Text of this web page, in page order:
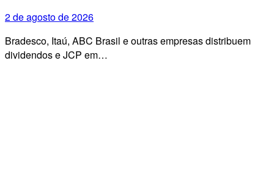
2 de agosto de 2026
Bradesco, Itaú, ABC Brasil e outras empresas distribuem
dividendos e JCP em…